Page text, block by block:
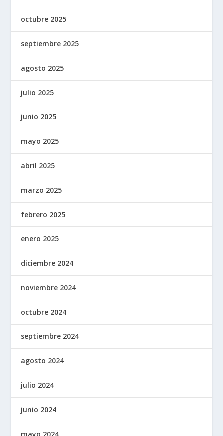
octubre 2025
septiembre 2025
agosto 2025
julio 2025
junio 2025
mayo 2025
abril 2025
marzo 2025
febrero 2025
enero 2025
diciembre 2024
noviembre 2024
octubre 2024
septiembre 2024
agosto 2024
julio 2024
junio 2024
mayo 2024